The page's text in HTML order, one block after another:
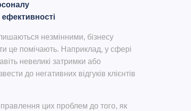
ефективності
незмінними, бізнесу
це помічають. Наприклад, у сфері
невеликі затримки або
до негативних відгуків клієнтів
цих проблем до того, як